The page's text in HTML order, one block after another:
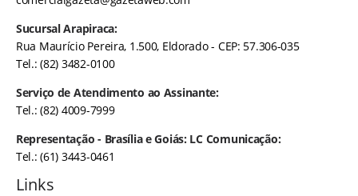
Sucursal Arapiraca:
Rua Maurício Pereira, 1.500, Eldorado - CEP: 57.306-035
Tel.: (82) 3482-0100
Serviço de Atendimento ao Assinante:
Tel.: (82) 4009-7999
Representação - Brasília e Goiás: LC Comunicação:
Tel.: (61) 3443-0461
Links